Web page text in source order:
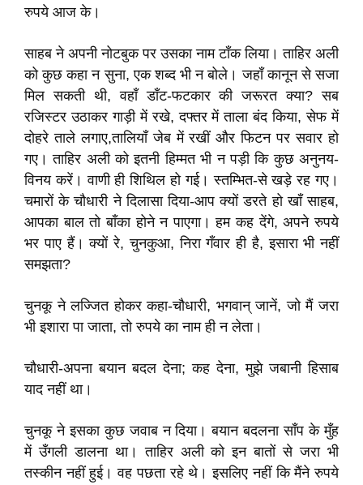
रुपये आज के।
साहब ने अपनी नोटबुक पर उसका नाम टाँक लिया। ताहिर अली
को कुछ कहा न सुना, एक शब्द भी न बोले। जहाँ कानून से सजा
मिल सकती थी, वहाँ डाँट-फटकार की जरूरत क्या? सब
रजिस्टर उठाकर गाड़ी में रखे, दफ्तर में ताला बंद किया, सेफ में
दोहरे ताले लगाए,तालियाँ जेब में रखीं और फिटन पर सवार हो
गए। ताहिर अली को इतनी हिम्मत भी न पड़ी कि कुछ अनुनय-
विनय करें। वाणी ही शिथिल हो गई। स्तम्भित-से खड़े रह गए।
चमारों के चौधारी ने दिलासा दिया-आप क्यों डरते हो खाँ साहब,
आपका बाल तो बाँका होने न पाएगा। हम कह देंगे, अपने रुपये
भर पाए हैं। क्यों रे, चुनकुआ, निरा गँवार ही है, इसारा भी नहीं
समझता?
चुनकू ने लज्जित होकर कहा-चौधारी, भगवान् जानें, जो मैं जरा
भी इशारा पा जाता, तो रुपये का नाम ही न लेता।
चौधारी-अपना बयान बदल देना; कह देना, मुझे जबानी हिसाब
याद नहीं था।
चुनकू ने इसका कुछ जवाब न दिया। बयान बदलना साँप के मुँह
में उँगली डालना था। ताहिर अली को इन बातों से जरा भी
तस्कीन नहीं हुई। वह पछता रहे थे। इसलिए नहीं कि मैंने रुपये